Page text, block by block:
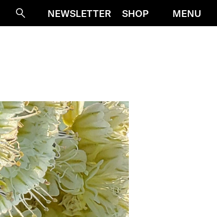
SucheNEWSLETTER SHOP MENU